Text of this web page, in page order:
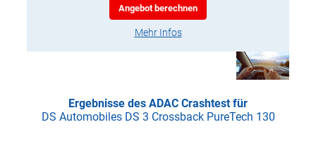
Angebot berechnen
Mehr Infos
Ergebnisse des ADAC Crashtest für
DS Automobiles DS 3 Crossback PureTech 130